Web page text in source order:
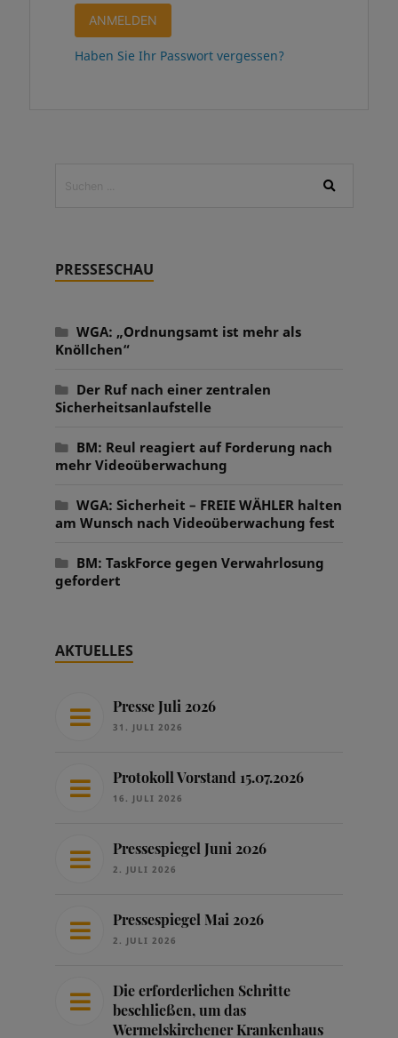
Haben Sie Ihr Passwort vergessen?
PRESSESCHAU
WGA: „Ordnungsamt ist mehr als
Knöllchen“
Der Ruf nach einer zentralen
Sicherheitsanlaufstelle
BM: Reul reagiert auf Forderung nach
mehr Videoüberwachung
WGA: Sicherheit – FREIE WÄHLER halten
am Wunsch nach Videoüberwachung fest
BM: TaskForce gegen Verwahrlosung
gefordert
AKTUELLES
Presse Juli 2026
31. JULI 2026
Protokoll Vorstand 15.07.2026
16. JULI 2026
Pressespiegel Juni 2026
2. JULI 2026
Pressespiegel Mai 2026
2. JULI 2026
Die erforderlichen Schritte
beschließen, um das
Wermelskirchener Krankenhaus